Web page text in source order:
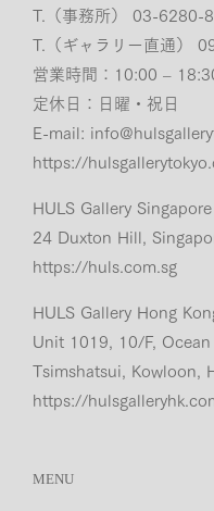
T.（事務所） 03-6280-
T.（ギャラリー直通）
営業時間：10:00 –
定休日：日曜・祝日
E-mail:
https://
HULS Gallery Singapore
24 Duxton Hill,
https://huls.com.sg
HULS Gallery Hong
Unit 1019, 10/F,
Tsimshatsui, Kowloon,
https://
MENU